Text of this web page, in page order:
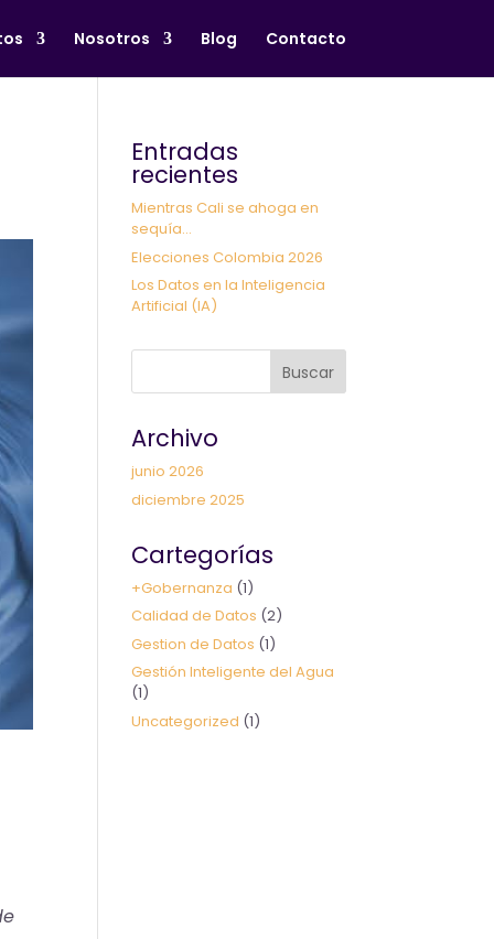
Nosotros Blog Contacto
Entradas
recientes
Mientras Cali se ahoga en
sequía…
Elecciones Colombia 2026
Los Datos en la Inteligencia
Artificial (IA)
Buscar
Archivo
junio 2026
diciembre 2025
Cartegorías
+Gobernanza (1)
Calidad de Datos (2)
Gestion de Datos (1)
Gestión Inteligente del Agua
(1)
Uncategorized (1)